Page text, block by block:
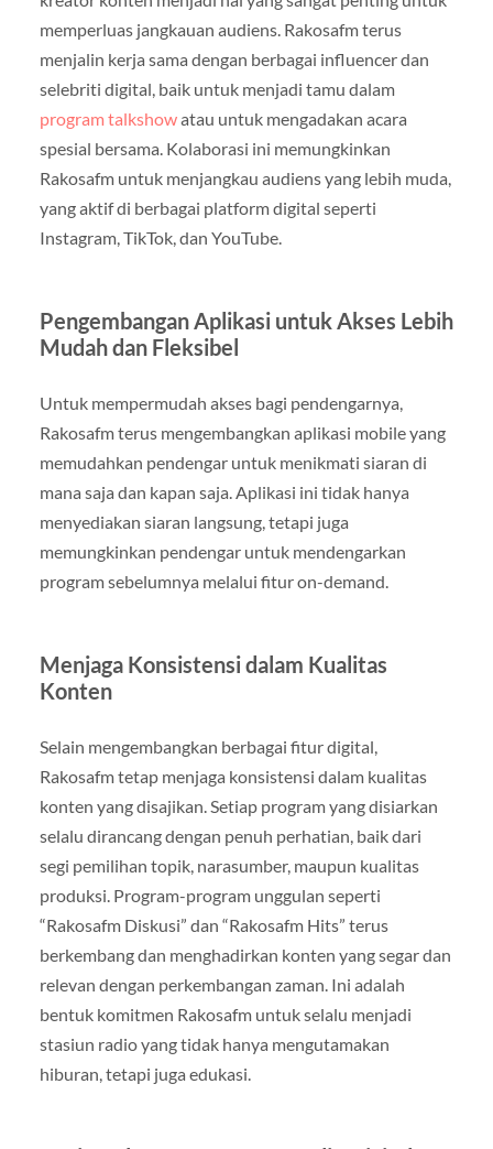
memperluas jangkauan audiens. Rakosafm terus
menjalin kerja sama dengan berbagai influencer dan
selebriti digital, baik untuk menjadi tamu dalam
program talkshowatau untuk mengadakan acara
spesial bersama. Kolaborasi ini memungkinkan
Rakosafm untuk menjangkau audiens yang lebih muda,
yang aktif di berbagai platform digital seperti
Instagram, TikTok, dan YouTube.
Pengembangan Aplikasi untuk Akses Lebih
Mudah dan Fleksibel
Untuk mempermudah akses bagi pendengarnya,
Rakosafm terus mengembangkan aplikasi mobile yang
memudahkan pendengar untuk menikmati siaran di
mana saja dan kapan saja. Aplikasi ini tidak hanya
menyediakan siaran langsung, tetapi juga
memungkinkan pendengar untuk mendengarkan
program sebelumnya melalui fitur on-demand.
Menjaga Konsistensi dalam Kualitas
Konten
Selain mengembangkan berbagai fitur digital,
Rakosafm tetap menjaga konsistensi dalam kualitas
konten yang disajikan. Setiap program yang disiarkan
selalu dirancang dengan penuh perhatian, baik dari
segi pemilihan topik, narasumber, maupun kualitas
produksi. Program-program unggulan seperti
“Rakosafm Diskusi” dan “Rakosafm Hits” terus
berkembang dan menghadirkan konten yang segar dan
relevan dengan perkembangan zaman. Ini adalah
bentuk komitmen Rakosafm untuk selalu menjadi
stasiun radio yang tidak hanya mengutamakan
hiburan, tetapi juga edukasi.